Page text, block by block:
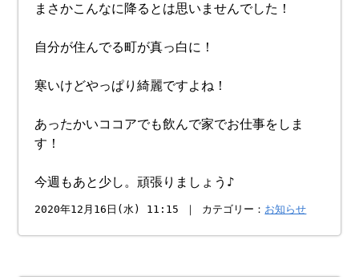
まさかこんなに降るとは思いませんでした！
自分が住んでる町が真っ白に！
寒いけどやっぱり綺麗ですよね！
あったかいココアでも飲んで家でお仕事をしま
す！
今週もあと少し。頑張りましょう♪
2020年12月16日(水) 11:15 ｜ カテゴリー： お知らせ